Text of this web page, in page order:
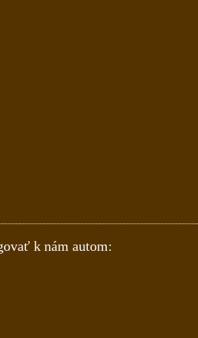
k nám autom: